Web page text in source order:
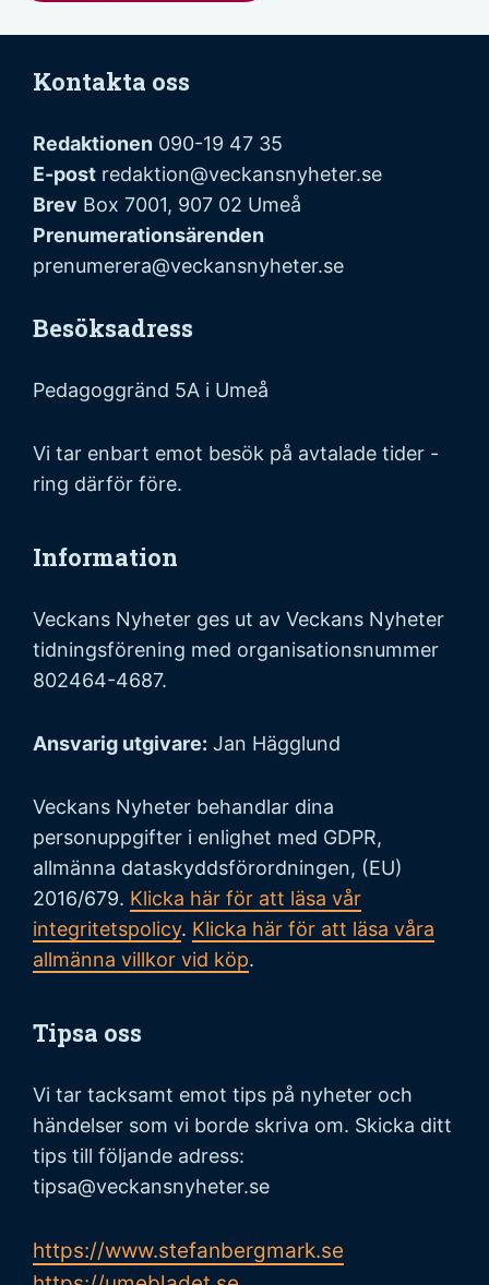
Kontakta oss
Redaktionen 090-19 47 35
E-post redaktion@veckansnyheter.se
Brev Box 7001, 907 02 Umeå
Prenumerationsärenden
prenumerera@veckansnyheter.se
Besöksadress
Pedagoggränd 5A i Umeå
Vi tar enbart emot besök på avtalade tider -
ring därför före.
Information
Veckans Nyheter ges ut av Veckans Nyheter
tidningsförening med organisationsnummer
802464-4687.
Ansvarig utgivare: Jan Hägglund
Veckans Nyheter behandlar dina
personuppgifter i enlighet med GDPR,
allmänna dataskyddsförordningen, (EU)
2016/679. Klicka här för att läsa vår
integritetspolicy. Klicka här för att läsa våra
allmänna villkor vid köp.
Tipsa oss
Vi tar tacksamt emot tips på nyheter och
händelser som vi borde skriva om. Skicka ditt
tips till följande adress:
tipsa@veckansnyheter.se
https://www.stefanbergmark.se